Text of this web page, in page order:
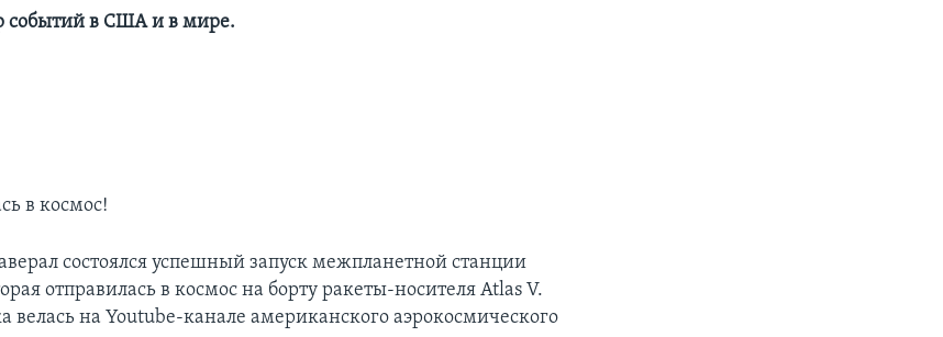
событий в США и в мире.
в космос!
состоялся успешный запуск межпланетной станции
отправилась в космос на борту ракеты-носителя Atlas V.
велась на Youtube-канале американского аэрокосмического